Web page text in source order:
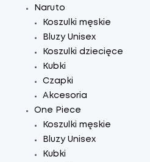
Naruto
Koszulki męskie
Bluzy Unisex
Koszulki dziecięce
Kubki
Czapki
Akcesoria
One Piece
Koszulki męskie
Bluzy Unisex
Kubki